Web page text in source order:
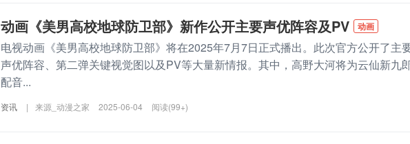
动画《美男高校地球防卫部》新作公开主要声优阵容及PV 动画
电视动画《美男高校地球防卫部》将在2025年7月7日正式播出。此次官方公开了主
声优阵容、第二弹关键视觉图以及PV等大量新情报。其中，高野大河将为云仙新九
配音...
资讯 | 来源_动漫之家 2025-06-04 阅读(99+)